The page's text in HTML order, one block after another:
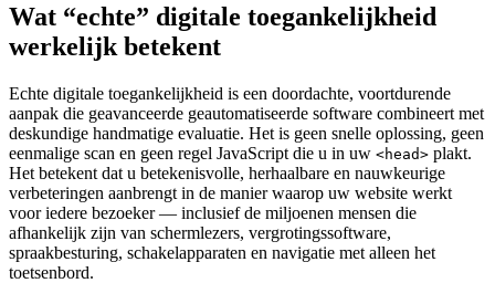
Wat “echte” digitale toegankelijkheid
werkelijk betekent
Echte digitale toegankelijkheid is een doordachte, voortdurende
aanpak die geavanceerde geautomatiseerde software combineert met
deskundige handmatige evaluatie. Het is geen snelle oplossing, geen
eenmalige scan en geen regel JavaScript die u in uw <head> plakt.
Het betekent dat u betekenisvolle, herhaalbare en nauwkeurige
verbeteringen aanbrengt in de manier waarop uw website werkt
voor iedere bezoeker — inclusief de miljoenen mensen die
afhankelijk zijn van schermlezers, vergrotingssoftware,
spraakbesturing, schakelapparaten en navigatie met alleen het
toetsenbord.